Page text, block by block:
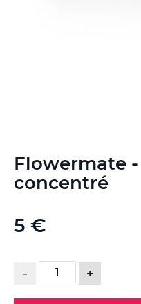
Flowermate -
concentré
5 €
- +
to
the
beginning
the
images